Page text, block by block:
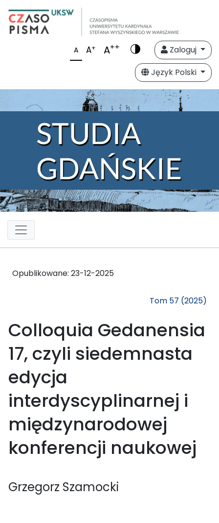
A A+ A++
Zaloguj
Język Polski
Opublikowane: 23-12-2025
Tom 57 (2025)
Colloquia Gedanensia
17, czyli siedemnasta
edycja
interdyscyplinarnej i
międzynarodowej
konferencji naukowej
Grzegorz Szamocki